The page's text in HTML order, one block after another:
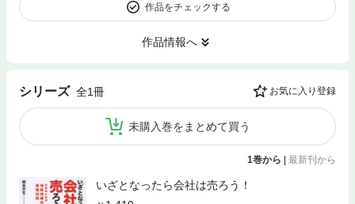
作品をチェックする
作品情報へ
シリーズ 全1冊 お気に入り登録
未購入巻をまとめて買う
1巻から | 最新刊から
いざとなったら会社は売ろう！